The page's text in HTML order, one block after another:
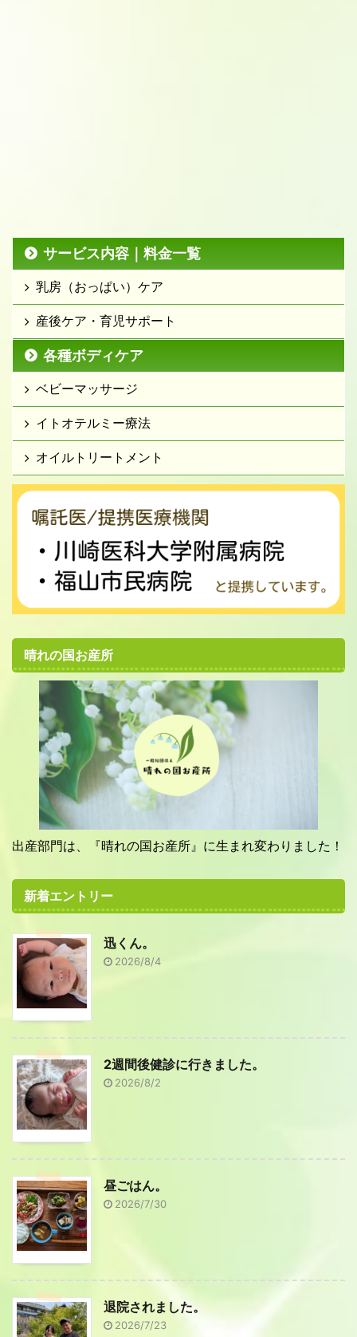
サービス内容｜料金一覧
乳房（おっぱい）ケア
産後ケア・育児サポート
各種ボディケア
ベビーマッサージ
イトオテルミー療法
オイルトリートメント
晴れの国お産所
出産部門は、『晴れの国お産所』に生まれ変わりました！
新着エントリー
迅くん。
2026/8/4
2週間後健診に行きました。
2026/8/2
昼ごはん。
2026/7/30
退院されました。
2026/7/23